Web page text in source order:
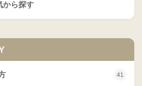
から探す
41